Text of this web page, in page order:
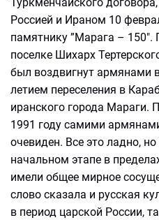
Россией и Ираном 10
памятнику ”Марага – 150".
поселке Шихарх
был воздвигнут армянами
летием переселения в
иранского города Мараги.
1991 году самими
очевиден. Все это ладно,
начальном этапе в
имели общее мирное
слово сказала и русская
в период царской России,